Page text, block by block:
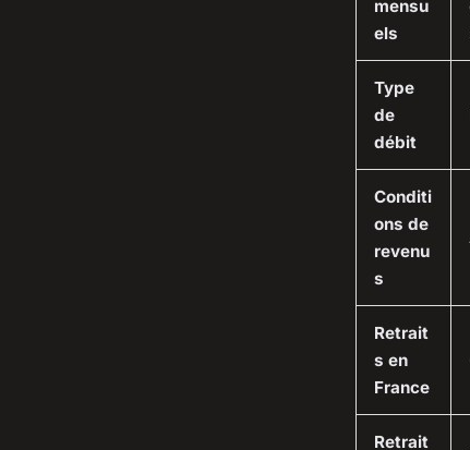
mensu
els
Type
de
débit
Conditi
ons de
revenu
s
Retrait
s en
France
Retrait